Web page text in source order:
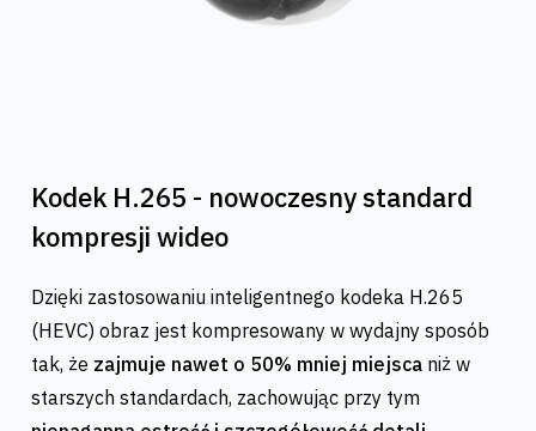
Kodek H.265 - nowoczesny standard
kompresji wideo
Dzięki zastosowaniu inteligentnego kodeka H.265
(HEVC) obraz jest kompresowany w wydajny sposób
tak, że zajmuje nawet o 50% mniej miejsca niż w
starszych standardach, zachowując przy tym